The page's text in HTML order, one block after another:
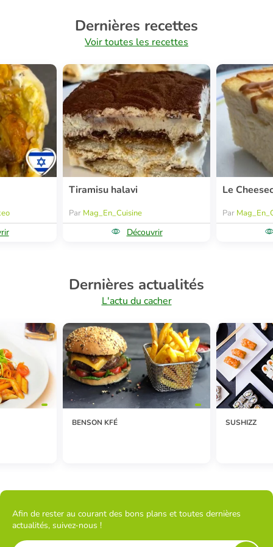
Dernières recettes
Voir toutes les recettes
Tiramisu halavi
Par Mag_En_Cuisine
Découvrir
Le
Par
Dernières actualités
L'actu du cacher
BENSON KFÉ SUSHIZZ
Afin de rester au courant des bons plans et toutes dernières
actualités, suivez-nous !